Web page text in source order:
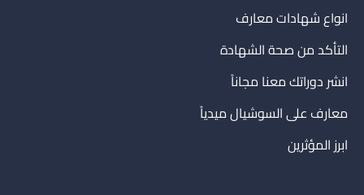
انواع شهادات معارف
التأكد من صحة الشهادة
انشر دوراتك معنا مجاناً
معارف على السوشيال ميدياً
ابرز المؤثرين